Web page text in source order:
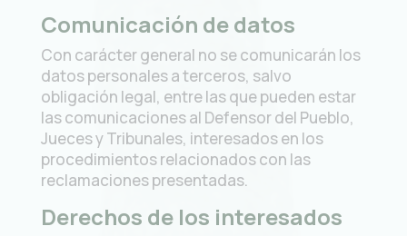
Comunicación de datos
Con carácter general no se comunicarán los
datos personales a terceros, salvo
obligación legal, entre las que pueden estar
las comunicaciones al Defensor del Pueblo,
Jueces y Tribunales, interesados en los
procedimientos relacionados con las
reclamaciones presentadas.
Derechos de los interesados